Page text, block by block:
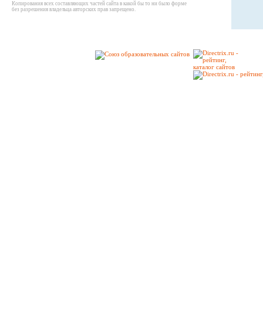
Копирования всех составляющих частей сайта в какой бы то ни было форме
без разрешения владельца авторских прав запрещено.